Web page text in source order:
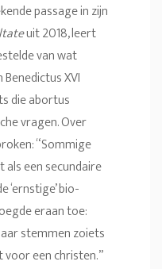
passage in zijn
uit 2018, leert
van wat
Benedictus XVI
die abortus
vragen. Over
“Sommige
een secundaire
bio-
eraan toe:
stemmen zoiets
een christen.”